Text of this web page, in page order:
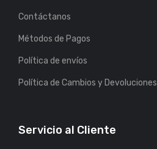
Contáctanos
Métodos de Pagos
Política de envíos
Política de Cambios y Devoluciones
Servicio al Cliente